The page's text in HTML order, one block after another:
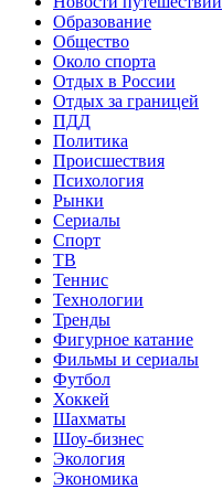
Образование
Общество
Около спорта
Отдых в России
Отдых за границей
ПДД
Политика
Происшествия
Психология
Рынки
Сериалы
Спорт
ТВ
Теннис
Технологии
Тренды
Фигурное катание
Фильмы и сериалы
Футбол
Хоккей
Шахматы
Шоу-бизнес
Экология
Экономика